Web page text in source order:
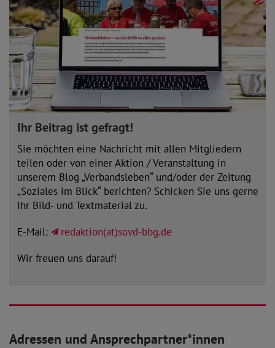
Ihr Beitrag ist gefragt!
Sie möchten eine Nachricht mit allen Mitgliedern
teilen oder von einer Aktion / Veranstaltung in
unserem Blog „Verbandsleben“ und/oder der Zeitung
„Soziales im Blick“ berichten? Schicken Sie uns gerne
Ihr Bild- und Textmaterial zu.
E-Mail:
redaktion(at)sovd-bbg.de
Wir freuen uns darauf!
Adressen und Ansprechpartner*innen